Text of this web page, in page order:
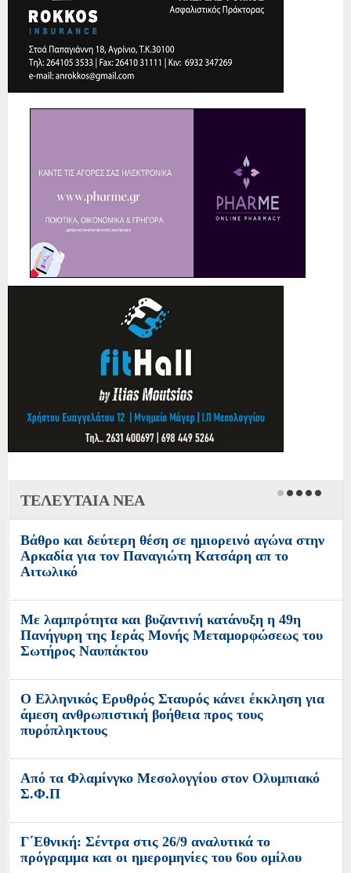
ΤΕΛΕΥΤΑΙΑ ΝΕΑ
Βάθρο και δεύτερη θέση σε ημιορεινό αγώνα στην
Αρκαδία για τον Παναγιώτη Κατσάρη απ το
Αιτωλικό
Με λαμπρότητα και βυζαντινή κατάνυξη η 49η
Πανήγυρη της Ιεράς Μονής Μεταμορφώσεως του
Σωτήρος Ναυπάκτου
Ο Ελληνικός Ερυθρός Σταυρός κάνει έκκληση για
άμεση ανθρωπιστική βοήθεια προς τους
πυρόπληκτους
Από τα Φλαμίνγκο Μεσολογγίου στον Ολυμπιακό
Σ.Φ.Π
Γ΄Εθνική: Σέντρα στις 26/9 αναλυτικά το
πρόγραμμα και οι ημερομηνίες του 6ου ομίλου